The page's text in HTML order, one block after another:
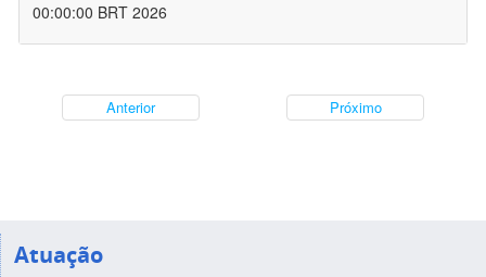
00:00:00 BRT 2026
Anterior Próximo
Atuação